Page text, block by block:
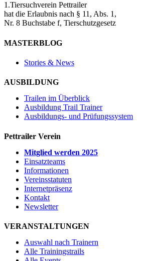
1.Tiersuchverein Pettrailer
hat die Erlaubnis nach § 11, Abs. 1,
Nr. 8 Buchstabe f, Tierschutzgesetz
MASTERBLOG
Stories & News
AUSBILDUNG
Trailen im Überblick
Ausbildung Trail Trainer
Ausbildungs- und Prüfungssystem
Pettrailer Verein
Mitglied werden 2025
Einsatzteams
Informationen
Vereinsstatuten
Internetpräsenz
Kontakt
Newsletter
VERANSTALTUNGEN
Auswahl nach Trainern
Alle Trainingstrails